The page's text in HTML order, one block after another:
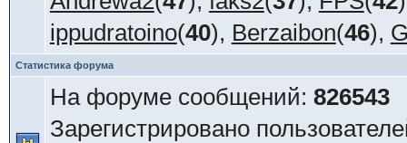
ippudratoino(40), Berzaibon(46),
Статистика форума
На форуме сообщений: 826543
Зарегистрировано